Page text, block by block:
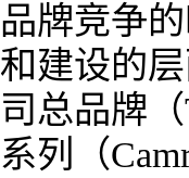
品牌竞争
和建设的
司总品牌
系列（